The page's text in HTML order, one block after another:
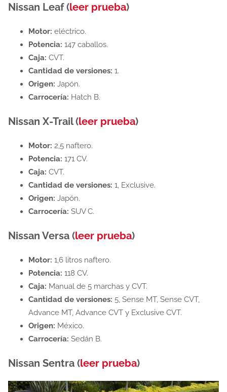
Nissan Leaf (leer prueba)
Motor: eléctrico.
Potencia: 147 caballos.
Caja: CVT.
Cantidad de versiones: 1.
Origen: Japón.
Carrocería: Hatch B.
Nissan X-Trail (leer prueba)
Motor: 2,5 naftero.
Potencia: 171 CV.
Caja: CVT.
Cantidad de versiones: 1, Exclusive.
Origen: Japón.
Carrocería: SUV C.
Nissan Versa (leer prueba)
Motor: 1,6 litros naftero.
Potencia: 118 CV.
Caja: Manual de 5 marchas y CVT.
Cantidad de versiones: 5, Sense MT, Sense CVT,
Advance MT, Advance CVT y Exclusive CVT.
Origen: México.
Carrocería: Sedán B.
Nissan Sentra (leer prueba)